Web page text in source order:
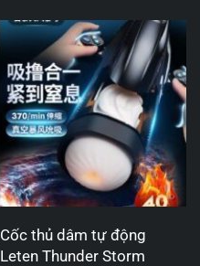
Cốc thủ dâm tự động
Leten Thunder Storm